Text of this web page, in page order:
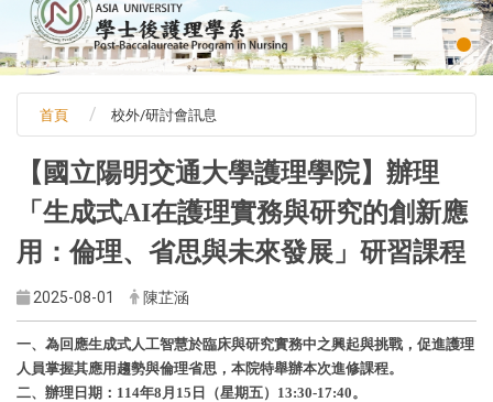
首頁 校外/研討會訊息
【國立陽明交通大學護理學院】辦理
「生成式AI在護理實務與研究的創新應
用：倫理、省思與未來發展」研習課程
2025-08-01 陳芷涵
一、為回應生成式人工智慧於臨床與研究實務中之興起與挑戰，促進護理
人員掌握其應用趨勢與倫理省思，本院特舉辦本次進修課程。
二、辦理日期：114年8月15日（星期五）13:30-17:40。